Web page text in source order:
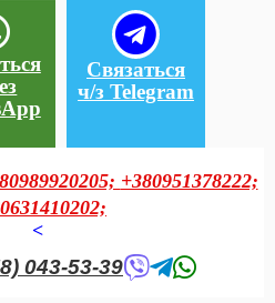
Связаться
ч/з Telegram
+380951378222;
<
043-53-39